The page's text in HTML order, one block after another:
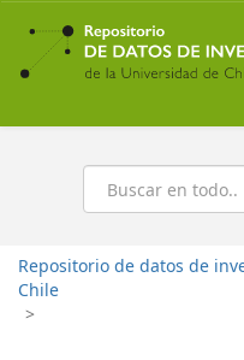
Ir
contenido
principal
Buscar
Repositorio de datos de
Chile
>